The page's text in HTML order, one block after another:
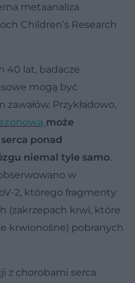
metaanaliza
Children’s Research
40 lat, badacze
mogą być
Przykładowo,
może
ponad
niemal tyle samo.
w
2, którego fragmenty
(zakrzepach krwi, które
krwionośne) pobranych
z chorobami serca